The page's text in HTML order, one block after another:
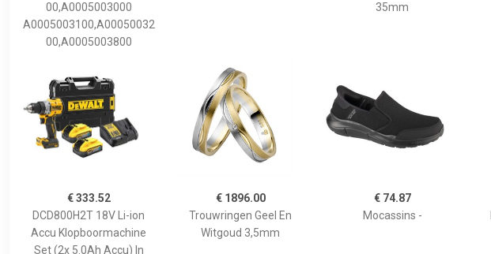
00,A0005003000
A0005003100,A00050032
00,A0005003800
35mm
€ 333.52
DCD800H2T 18V Li-ion
Accu Klopboormachine
Set (2x 5.0Ah Accu) In
€ 1896.00
Trouwringen Geel En
Witgoud 3,5mm
€ 74.87
Mocassins -